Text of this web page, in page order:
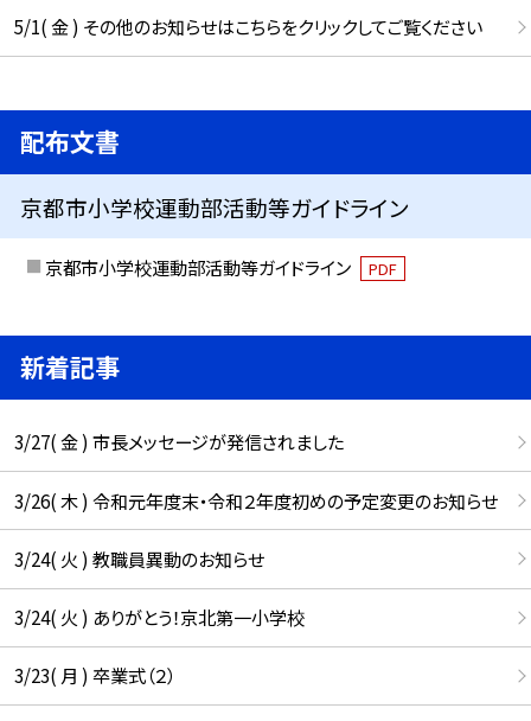
5/1( 金 ) その他のお知らせはこちらをクリックしてご覧ください
配布文書
京都市小学校運動部活動等ガイドライン
京都市小学校運動部活動等ガイドライン PDF
新着記事
3/27( 金 ) 市長メッセージが発信されました
3/26( 木 ) 令和元年度末・令和２年度初めの予定変更のお知らせ
3/24( 火 ) 教職員異動のお知らせ
3/24( 火 ) ありがとう！京北第一小学校
3/23( 月 ) 卒業式（２）